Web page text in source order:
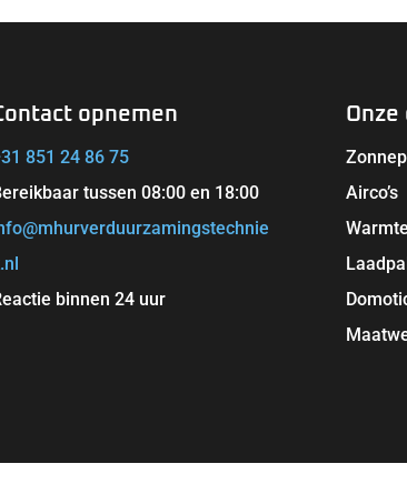
opnemen
851 24 86 75
tussen 08:00 en 18:00
binnen 24 uur
Onze
Airco’s